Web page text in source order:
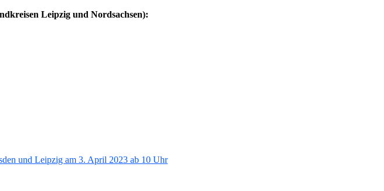
Leipzig und Nordsachsen):
und Leipzig am 3. April 2023 ab 10 Uhr